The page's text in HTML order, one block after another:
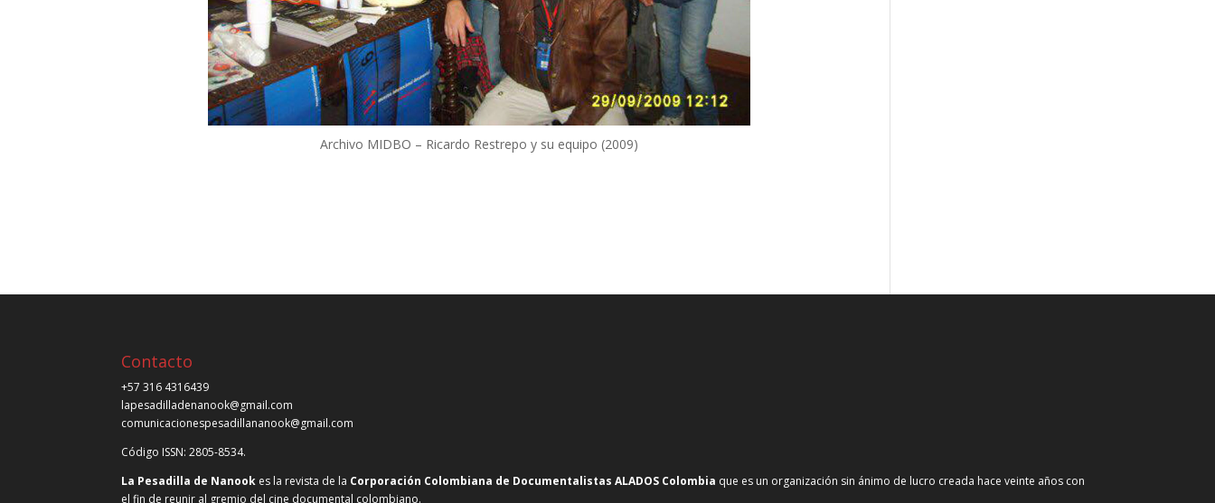
Archivo MIDBO – Ricardo Restrepo y su equipo (2009)
Contacto
+57 316 4316439
lapesadilladenanook@gmail.com
comunicacionespesadillananook@gmail.com
Código ISSN: 2805-8534.
La Pesadilla de Nanook es la revista de la Corporación Colombiana de Documentalistas ALADOS Colombia que es un organización sin ánimo de lucro creada hace veinte años con
el fin de reunir al gremio del cine documental colombiano.